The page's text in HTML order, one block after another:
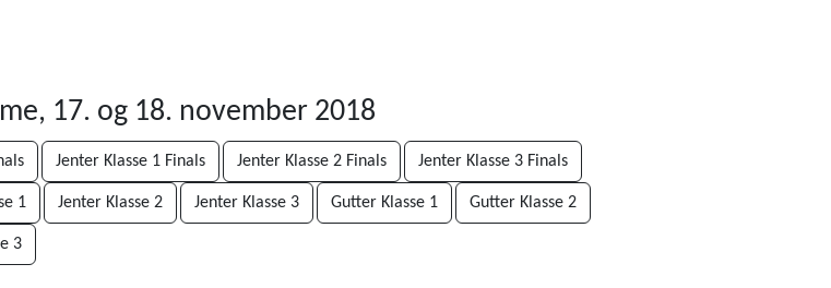
17. og 18. november 2018
Jenter Klasse 1 Finals Jenter Klasse 2 Finals Jenter Klasse 3 Finals
1 Jenter Klasse 2 Jenter Klasse 3 Gutter Klasse 1 Gutter Klasse 2
3